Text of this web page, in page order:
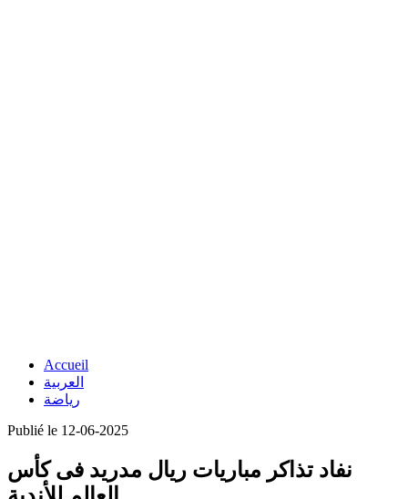
Accueil
العربية
رياضة
Publié le 12-06-2025
نفاد تذاكر مباريات ريال مدريد فى كأس